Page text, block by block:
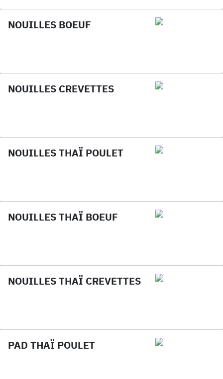
NOUILLES BOEUF
NOUILLES CREVETTES
NOUILLES THAÏ POULET
NOUILLES THAÏ BOEUF
NOUILLES THAÏ CREVETTES
PAD THAÏ POULET